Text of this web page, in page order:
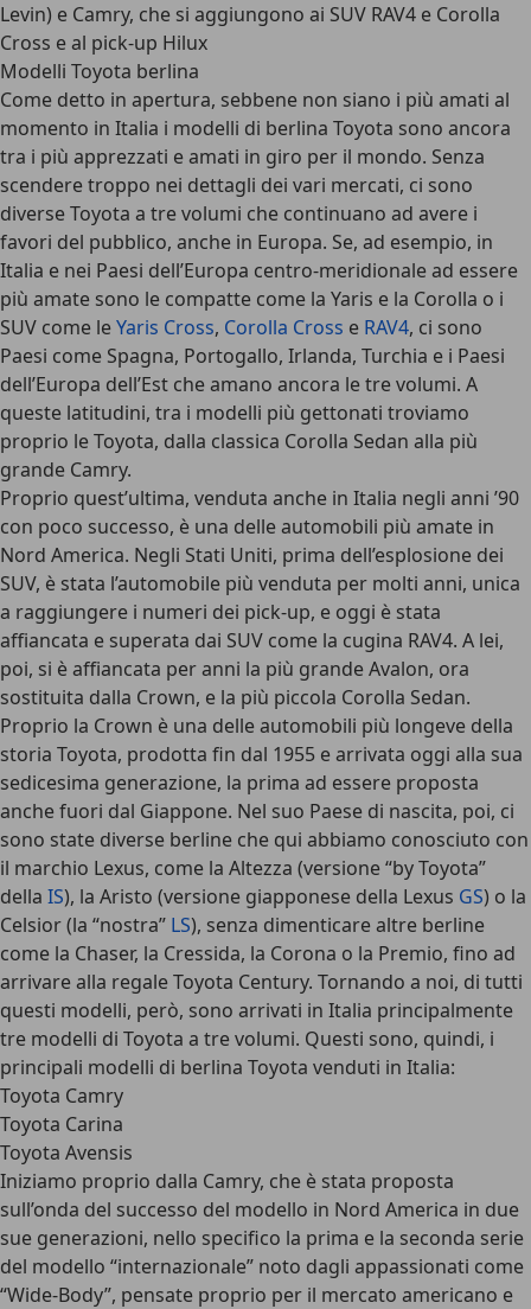
Levin) e Camry, che si aggiungono ai SUV RAV4 e Corolla
Cross e al pick-up Hilux
Modelli Toyota berlina
Come detto in apertura, sebbene non siano i più amati al
momento in Italia i modelli di berlina Toyota sono ancora
tra i più apprezzati e amati in giro per il mondo. Senza
scendere troppo nei dettagli dei vari mercati, ci sono
diverse Toyota a tre volumi che continuano ad avere i
favori del pubblico, anche in Europa. Se, ad esempio, in
Italia e nei Paesi dell’Europa centro-meridionale ad essere
più amate sono le compatte come la Yaris e la Corolla o i
SUV come leYaris Cross, Corolla Cross e RAV4, ci sono
Paesi come Spagna, Portogallo, Irlanda, Turchia e i Paesi
dell’Europa dell’Est che amano ancora le tre volumi. A
queste latitudini, tra i modelli più gettonati troviamo
proprio le Toyota, dalla classica Corolla Sedan alla più
grande Camry.
Proprio quest’ultima, venduta anche in Italia negli anni ’90
con poco successo, è una delle automobili più amate in
Nord America. Negli Stati Uniti, prima dell’esplosione dei
SUV, è stata l’automobile più venduta per molti anni, unica
a raggiungere i numeri dei pick-up, e oggi è stata
affiancata e superata dai SUV come la cugina RAV4. A lei,
poi, si è affiancata per anni la più grande Avalon, ora
sostituita dalla Crown, e la più piccola Corolla Sedan.
Proprio la Crown è una delle automobili più longeve della
storia Toyota, prodotta fin dal 1955 e arrivata oggi alla sua
sedicesima generazione, la prima ad essere proposta
anche fuori dal Giappone. Nel suo Paese di nascita, poi, ci
sono state diverse berline che qui abbiamo conosciuto con
il marchio Lexus, come la Altezza (versione “by Toyota”
della IS), la Aristo (versione giapponese della Lexus GS) o la
Celsior (la “nostra” LS), senza dimenticare altre berline
come la Chaser, la Cressida, la Corona o la Premio, fino ad
arrivare alla regale Toyota Century. Tornando a noi, di tutti
questi modelli, però, sono arrivati in Italia principalmente
tre modelli di Toyota a tre volumi. Questi sono, quindi, i
principali modelli di berlina Toyota venduti in Italia:
Toyota Camry
Toyota Carina
Toyota Avensis
Iniziamo proprio dalla Camry, che è stata proposta
sull’onda del successo del modello in Nord America in due
sue generazioni, nello specifico la prima e la seconda serie
del modello “internazionale” noto dagli appassionati come
“Wide-Body”, pensate proprio per il mercato americano e